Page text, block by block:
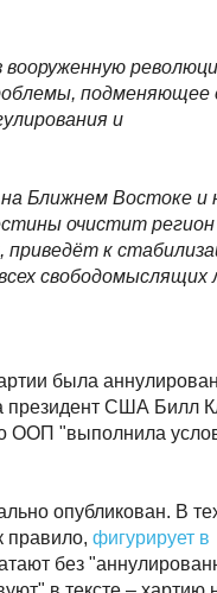
вооруженную
подменяющее
и
Ближнем Востоке и
очистит
приведёт к
свободомыслящих
была
президент США Билл
ООП "выполнила
опубликован. В
правило, фигурирует в
без